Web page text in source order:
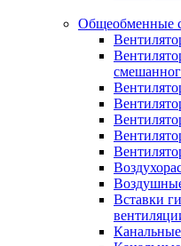
Общеобменные
Вставки
Канальные